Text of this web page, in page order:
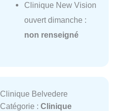
Clinique New Vision
ouvert dimanche :
non renseigné
Clinique Belvedere
Catégorie : Clinique